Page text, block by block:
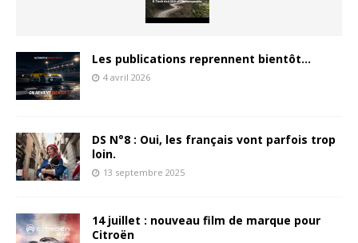
Les publications reprennent bientôt…
4 avril 2026
DS N°8 : Oui, les français vont parfois trop
loin.
13 septembre 2025
14 juillet : nouveau film de marque pour
Citroën